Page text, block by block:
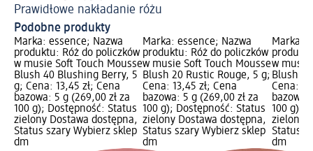
Prawidłowe nakładanie różu
Podobne produkty
Marka: essence; Nazwa
produktu: Róż do policzków
w musie Soft Touch Mousse
Blush 40 Blushing Berry, 5
g; Cena: 13,45 zł; Cena
bazowa: 5 g (269,00 zł za
100 g); Dostępność: Status
zielony Dostawa dostępna,
Status szary Wybierz sklep
dm
Marka: essence; Nazwa
produktu: Róż do policzków
w musie Soft Touch Mousse
Blush 20 Rustic Rouge, 5 g;
Cena: 13,45 zł; Cena
bazowa: 5 g (269,00 zł za
100 g); Dostępność: Status
zielony Dostawa dostępna,
Status szary Wybierz sklep
dm
Marka:
w musie
Blush
Cena:
bazowa:
100 g);
zielony
Status
dm